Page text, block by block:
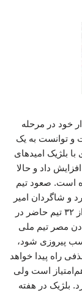
خود در مرحله
قرار گرفت و توانست به یک
بلژیک امیدهای
داد و حالا
است. صعود تیم
و شاگردان امیر
قلعه‌نویی امیدوارند در پایان مرحله گروهی یکی از ۳۲ تیم حاضر در
مصر تیم ملی
پیروزی شود،
مرحله حذفی راه پیدا خواهد
و با بلژیک هم‌امتیاز است ولی
بلژیک در هفته